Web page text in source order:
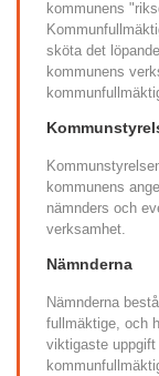
kommunens
sköta det
kommunens
kommunens
nämnders och
verksamhet.
Nämnderna
Nämnderna
fullmäktige, och
viktigaste uppgift